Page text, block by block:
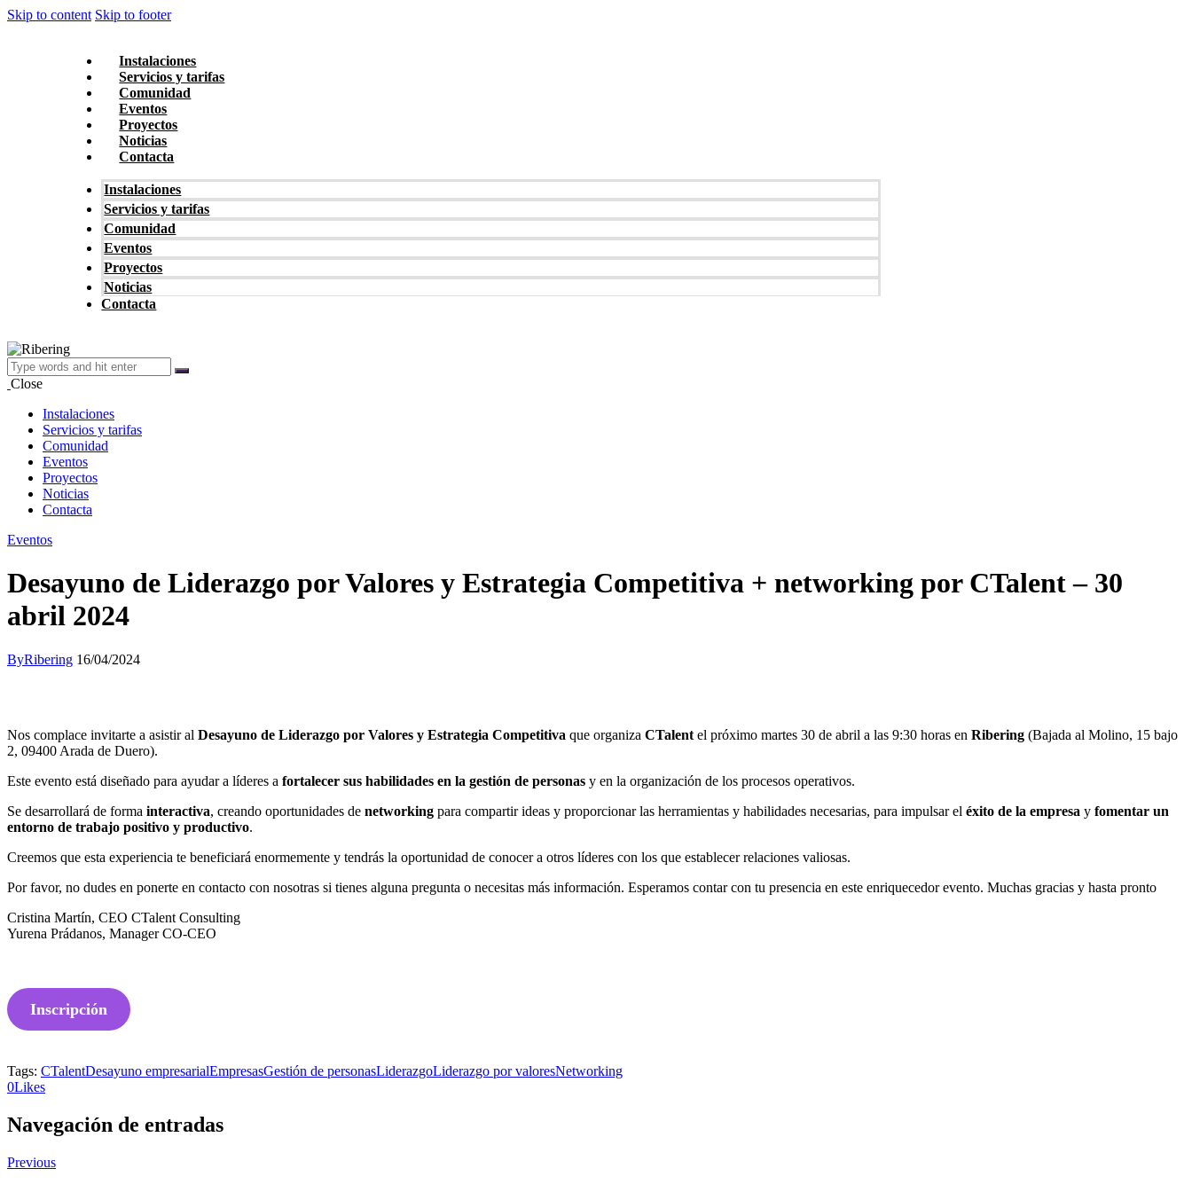
Skip to content Skip to footer
Instalaciones
Servicios y tarifas
Comunidad
Eventos
Proyectos
Noticias
Contacta
Instalaciones
Servicios y tarifas
Comunidad
Eventos
Proyectos
Noticias
Contacta
Close
Instalaciones
Servicios y tarifas
Comunidad
Eventos
Proyectos
Noticias
Contacta
Eventos
Desayuno de Liderazgo por Valores y Estrategia Competitiva + networking por CTalent – 30
abril 2024
ByRibering 16/04/2024
Nos complace invitarte a asistir al Desayuno de Liderazgo por Valores y Estrategia Competitiva que organiza CTalent el próximo martes 30 de abril a las 9:30 horas en Ribering (Bajada al Molino, 15 bajo
2, 09400 Arada de Duero).
Este evento está diseñado para ayudar a líderes a fortalecer sus habilidades en la gestión de personas y en la organización de los procesos operativos.
Se desarrollará de forma interactiva, creando oportunidades de networking para compartir ideas y proporcionar las herramientas y habilidades necesarias, para impulsar el éxito de la empresa y fomentar un
entorno de trabajo positivo y productivo.
Creemos que esta experiencia te beneficiará enormemente y tendrás la oportunidad de conocer a otros líderes con los que establecer relaciones valiosas.
Por favor, no dudes en ponerte en contacto con nosotras si tienes alguna pregunta o necesitas más información. Esperamos contar con tu presencia en este enriquecedor evento. Muchas gracias y hasta pronto
Cristina Martín, CEO CTalent Consulting
Yurena Prádanos, Manager CO-CEO
Inscripción
Tags: CTalentDesayuno empresarialEmpresasGestión de personasLiderazgoLiderazgo por valoresNetworking
0Likes
Navegación de entradas
Previous